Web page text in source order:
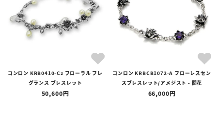
コンロン KRB0410-Cz フローラル フレ
グランス ブレスレット
50,600
コンロン KRBCB1072-A フローレスセン
スブレスレット/アメジスト - 開花
66,000